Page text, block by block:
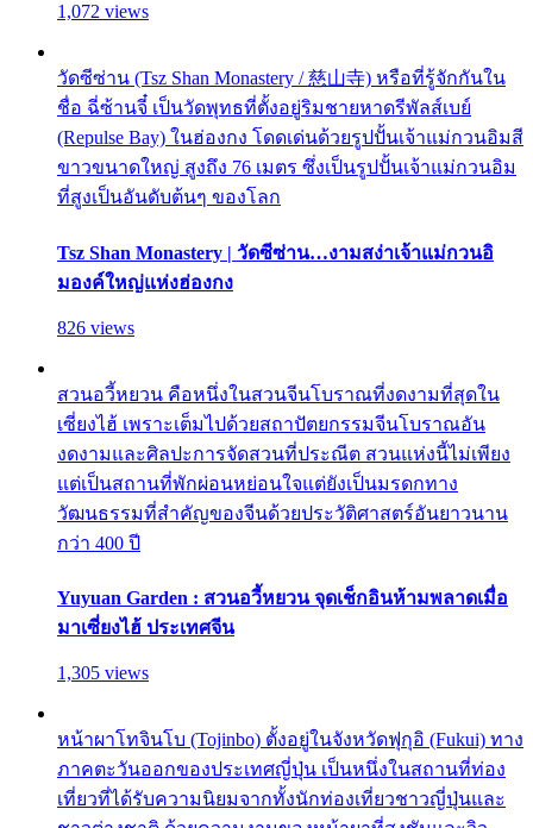
1,072 views
วัดซีซ่าน (Tsz Shan Monastery / 慈山寺) หรือที่รู้จักกันใน
ชื่อ ฉี่ซ้านจี๋ เป็นวัดพุทธที่ตั้งอยู่ริมชายหาดรีพัลส์เบย์
(Repulse Bay) ในฮ่องกง โดดเด่นด้วยรูปปั้นเจ้าแม่กวนอิมสี
ขาวขนาดใหญ่ สูงถึง 76 เมตร ซึ่งเป็นรูปปั้นเจ้าแม่กวนอิม
ที่สูงเป็นอันดับต้นๆ ของโลก
Tsz Shan Monastery | วัดซีซ่าน…งามสง่าเจ้าแม่กวนอิ
มองค์ใหญ่แห่งฮ่องกง
826 views
สวนอวี้หยวน คือหนึ่งในสวนจีนโบราณที่งดงามที่สุดใน
เซี่ยงไฮ้ เพราะเต็มไปด้วยสถาปัตยกรรมจีนโบราณอัน
งดงามและศิลปะการจัดสวนที่ประณีต สวนแห่งนี้ไม่เพียง
แต่เป็นสถานที่พักผ่อนหย่อนใจแต่ยังเป็นมรดกทาง
วัฒนธรรมที่สำคัญของจีนด้วยประวัติศาสตร์อันยาวนาน
กว่า 400 ปี
Yuyuan Garden : สวนอวี้หยวน จุดเช็กอินห้ามพลาดเมื่อ
มาเซี่ยงไฮ้ ประเทศจีน
1,305 views
หน้าผาโทจินโบ (Tojinbo) ตั้งอยู่ในจังหวัดฟุกุอิ (Fukui) ทาง
ภาคตะวันออกของประเทศญี่ปุ่น เป็นหนึ่งในสถานที่ท่อง
เที่ยวที่ได้รับความนิยมจากทั้งนักท่องเที่ยวชาวญี่ปุ่นและ